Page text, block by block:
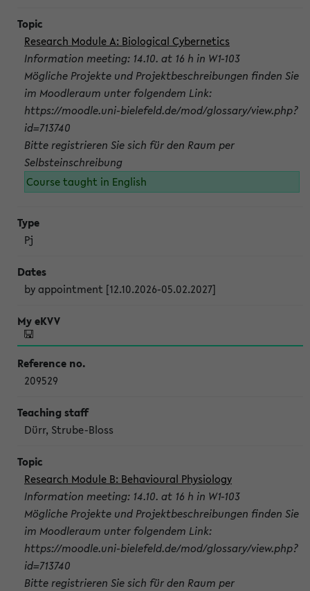
Research Module A: Biological Cybernetics
Information meeting: 14.10. at 16 h in W1-103
Mögliche Projekte und Projektbeschreibungen finden Sie
im Moodleraum unter folgendem Link:
https://moodle.uni-bielefeld.de/mod/glossary/view.php?
id=713740
Bitte registrieren Sie sich für den Raum per
Selbsteinschreibung
Course taught in English
Pj
by appointment [12.10.2026-05.02.2027]
209529
Dürr, Strube-Bloss
Research Module B: Behavioural Physiology
Information meeting: 14.10. at 16 h in W1-103
Mögliche Projekte und Projektbeschreibungen finden Sie
im Moodleraum unter folgendem Link:
https://moodle.uni-bielefeld.de/mod/glossary/view.php?
id=713740
Bitte registrieren Sie sich für den Raum per